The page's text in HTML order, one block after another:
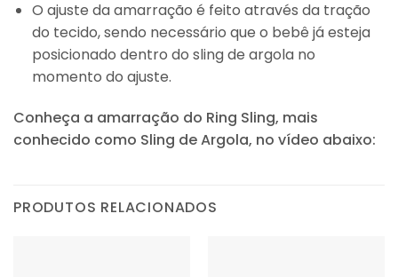
O ajuste da amarração é feito através da tração
do tecido, sendo necessário que o bebê já esteja
posicionado dentro do sling de argola no
momento do ajuste.
Conheça a amarração do Ring Sling, mais
conhecido como Sling de Argola, no vídeo abaixo:
PRODUTOS RELACIONADOS